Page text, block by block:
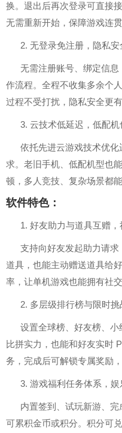
换。退出后再次登录可直接
无需重新开始，保障游戏连贯
2. 无登录免注册，隐私安
无需注册账号、绑定信
作流程。全程不收集多余个
过程不受打扰，隐私安全更有
3. 云技术低延迟，低配机
依托先进云游戏技术优
求。老旧手机、低配机型也
顿，多人竞技、复杂场景都能
软件特色：
1. 好友助力与道具互赠
支持向好友发起助力请
道具，也能主动赠送道具给
率，让单机游戏也能拥有社
2. 多层级排行榜与限时
设置全球榜、好友榜、
比拼实力，也能和好友实时
务，完成后可解锁专属奖励
3. 游戏福利任务体系，
内置签到、试玩新游、
可累积金币或积分。积分可